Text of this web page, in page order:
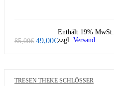
85,00€ Ursprünglicher
49,00€Aktueller
Enthält 19% MwSt.
zzgl. Versand
TRESEN THEKE SCHLÖSSER